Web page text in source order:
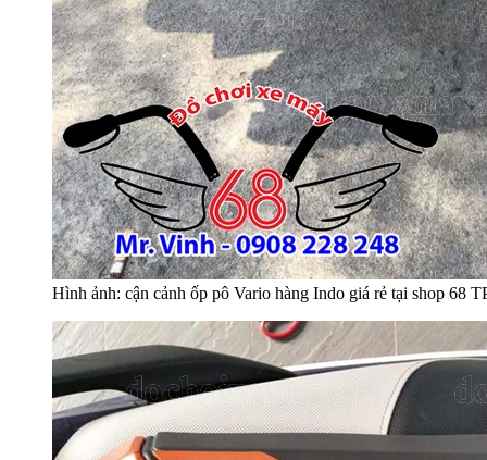
Hình ảnh: cận cảnh ốp pô Vario hàng Indo giá rẻ tại shop 68